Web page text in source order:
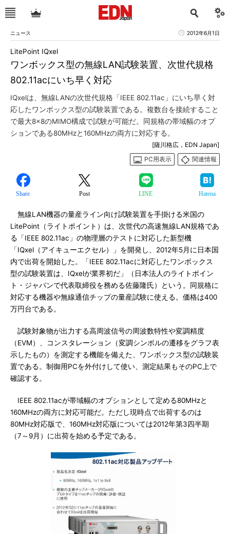
ニュース 2012年6月1日
ワンボックス型の無線LAN試験装置、次世代規格
802.11acにいち早く対応
LitePoint IQxel
IQxelは、無線LANの次世代規格「IEEE 802.11ac」にいち早く対
応したワンボックス型の試験装置である。複数台を接続すること
で最大8×8のMIMO構成で試験が可能だ。同規格の帯域幅のオプ
ションである80MHzと160MHzの両方に対応する。
[薩川格広，EDN Japan]
PC用表示
関連情報
Share Post LINE Hatena
無線LAN機器の量産ライン向け試験装置を手掛ける米国の
LitePoint（ライトポイント）は、次世代の高速無線LAN規格であ
る「IEEE 802.11ac」の物理層のテストに対応した新型機
「IQxel（アイキューエクセル）」を開発し、2012年5月に日本国
内で出荷を開始した。「IEEE 802.11acに対応したワンボックス
型の試験装置は、IQxelが業界初だ」（日本法人のライトポイン
ト・ジャパンで代表取締役を務める佐藤隆氏）という。同規格に
対応する機器や無線通信チップの量産試験に使える。価格は400
万円台である。
試験対象物が出力する高周波信号の周波数特性や変調精度
（EVM）、コンスタレーション（変調シンボルの遷移をグラフ表
示したもの）を測定する機能を備えた、ワンボックス型の試験装
置である。制御用PCを外付けして使い、測定結果もそのPC上で
確認する。
IEEE 802.11acが帯域幅のオプションとして定める80MHzと
160MHzの両方に対応可能だ。ただし現時点で出荷するのは
80MHz対応版で、160MHz対応版については2012年第3四半期
（7～9月）に出荷を始める予定である。